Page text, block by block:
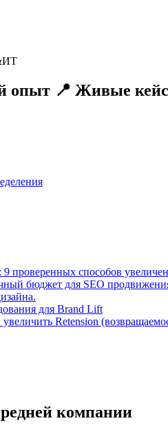
опыт 📍 Живые
проверенных способов
бюджет для SEO
для Brand Lift
Retension
компании